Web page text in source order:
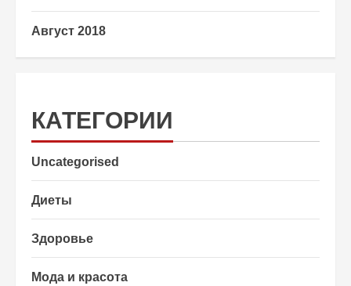
Август 2018
КАТЕГОРИИ
Uncategorised
Диеты
Здоровье
Мода и красота